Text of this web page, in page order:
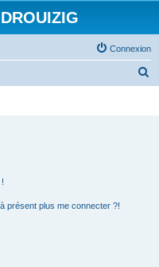
Connexion
présent plus me connecter ?!